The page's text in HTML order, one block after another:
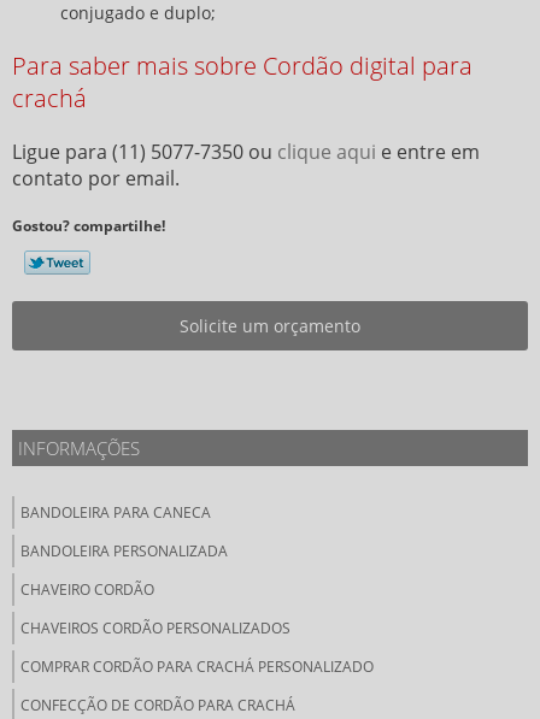
conjugado e duplo;
Para saber mais sobre Cordão digital para
crachá
Ligue para (11) 5077-7350 ou clique aqui e entre em
contato por email.
Gostou? compartilhe!
Solicite um orçamento
INFORMAÇÕES
BANDOLEIRA PARA CANECA
BANDOLEIRA PERSONALIZADA
CHAVEIRO CORDÃO
CHAVEIROS CORDÃO PERSONALIZADOS
COMPRAR CORDÃO PARA CRACHÁ PERSONALIZADO
CONFECÇÃO DE CORDÃO PARA CRACHÁ